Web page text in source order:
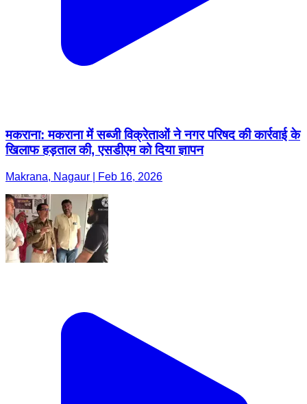
मकराना: मकराना में सब्जी विक्रेताओं ने नगर परिषद की कार्रवाई के
खिलाफ हड़ताल की, एसडीएम को दिया ज्ञापन
Makrana, Nagaur | Feb 16, 2026